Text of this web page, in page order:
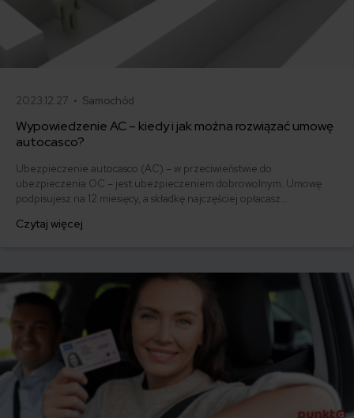
2023.12.27 • Samochód
Wypowiedzenie AC – kiedy i jak można rozwiązać umowę
autocasco?
Ubezpieczenie autocasco (AC) – w przeciwieństwie do
ubezpieczenia OC – jest ubezpieczeniem dobrowolnym. Umowę
podpisujesz na 12 miesięcy, a składkę najczęściej opłacasz
ofertę lub zdecydowałeś się sprzedać samochód w trakcie trwania
Czytaj więcej